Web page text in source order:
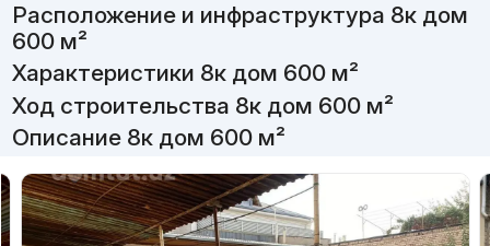
Расположение и инфраструктура 8к дом
600 м²
Характеристики 8к дом 600 м²
Ход строительства 8к дом 600 м²
Описание 8к дом 600 м²